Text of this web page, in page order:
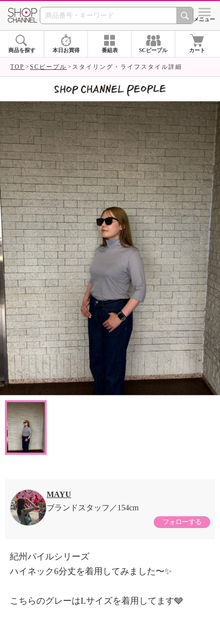
SHOP CHANNEL シメニュー
商品を探す 本日お買得 番組表 SCピープル カート
TOP SCピープル スタイリング・ライフスタイル詳細
MAYU
ブランドスタッフ
154cm
フォローする
紀州パイルシリーズ
ハイネック6分丈を着用してみました〜✨
こちらのグレーはLサイズを着用してます🩶